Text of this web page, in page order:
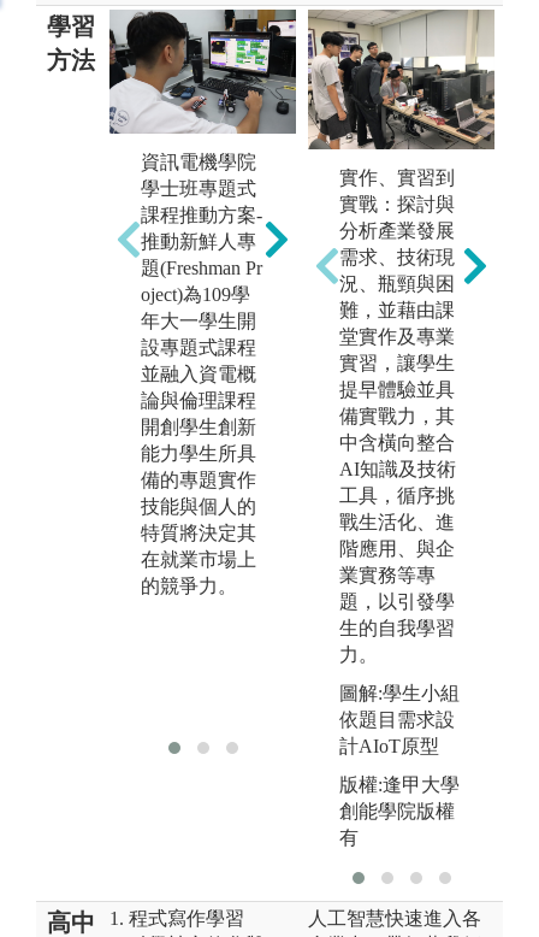
學習
方法
資訊電機學院
學士班專題式
課程推動方案-
推動新鮮人專
題(Freshman Pr
oject)為109學
年大一學生開
設專題式課程
並融入資電概
論與倫理課程
開創學生創新
能力學生所具
備的專題實作
技能與個人的
特質將決定其
在就業市場上
的競爭力。
1.培養學生可
依照老師的專
業領域來選擇
與自身興趣相
同的專題指導
老師。
2.藉由此專題
研究來探討更
深入的專業領
域，也可以使
用所學習之實
驗技能，並加
以融入在此專
題研究中。
3.透過學生與
老師、同學間
的相互討論，
藉此訓練學生
的溝通表達與
分工、團隊合
作的能力。
實作、實習到
實戰：探討與
分析產業發展
需求、技術現
況、瓶頸與困
難，並藉由課
堂實作及專業
實習，讓學生
提早體驗並具
備實戰力，其
中含橫向整合
AI知識及技術
工具，循序挑
戰生活化、進
階應用、與企
業實務等專
題，以引發學
生的自我學習
力。
圖解:學生小組
依題目需求設
計AIoT原型
版權:逢甲大學
創能學院版權
有
高中
1. 程式寫作學習
人工智慧快速進入各